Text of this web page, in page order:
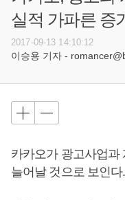
실적 가파른 증
2017-09-13 14:10:12
이승용 기자 -
카카오가 광고사업과
늘어날 것으로 보인다.